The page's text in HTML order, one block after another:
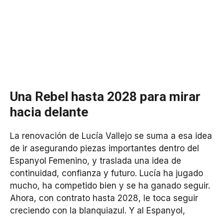
Una Rebel hasta 2028 para mirar
hacia delante
La renovación de Lucía Vallejo se suma a esa idea
de ir asegurando piezas importantes dentro del
Espanyol Femenino, y traslada una idea de
continuidad, confianza y futuro. Lucía ha jugado
mucho, ha competido bien y se ha ganado seguir.
Ahora, con contrato hasta 2028, le toca seguir
creciendo con la blanquiazul. Y al Espanyol,